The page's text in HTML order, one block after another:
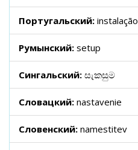
Португальский: instalação
Румынский: setup
Сингальский: සැකසුම
Словацкий: nastavenie
Словенский: namestitev